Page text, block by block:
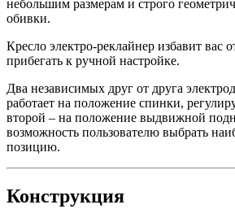
небольшим размерам и строго
обивки.
Кресло электро-реклайнер избавит вас
прибегать к ручной настройке.
Два независимых друг от друга
работает на положение спинки,
второй – на положение выдвижной
возможность пользователю выбрать
позицию.
Конструкция